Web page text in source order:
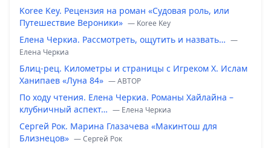
Koree Key. Рецензия на роман «Судовая роль, или
Путешествие Вероники» — Koree Key
Елена Черкиа. Рассмотреть, ощутить и назвать… —
Елена Черкиа
Блиц-рец. Километры и страницы с Игреком Х. Ислам
Ханипаев «Луна 84» — ABTOP
По ходу чтения. Елена Черкиа. Романы Хайлайна –
клубничный аспект… — Елена Черкиа
Сергей Рок. Марина Глазачева «Макинтош для
Близнецов» — Сергей Рок